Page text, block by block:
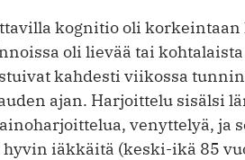
kognitio oli
oli lievää tai
kahdesti viikossa
ajan. Harjoittelu sisälsi
venyttelyä, ja
iäkkäitä (keski-ikä 85